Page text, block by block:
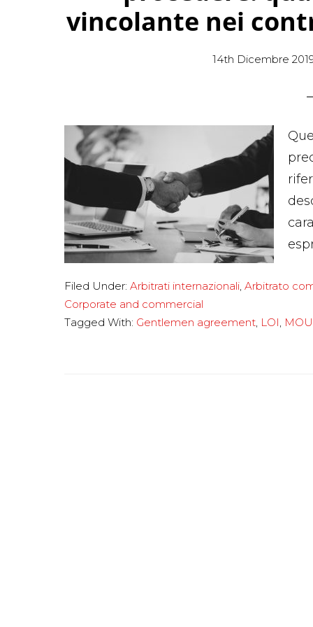
vincolante nei
14th Dicembre
Filed Under: Arbitrati internazionali, Arbitrato
Corporate and commercial
Tagged With: Gentlemen agreement, LOI, MOU